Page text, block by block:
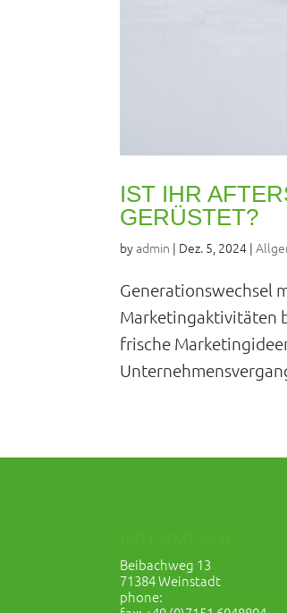
IST IHR
GERÜSTET?
byadmin | Dez. 5, 2024 |
Generationswechsel
Marketingaktivitäten
frische
Beibachweg 13
71384 Weinstadt
phone: